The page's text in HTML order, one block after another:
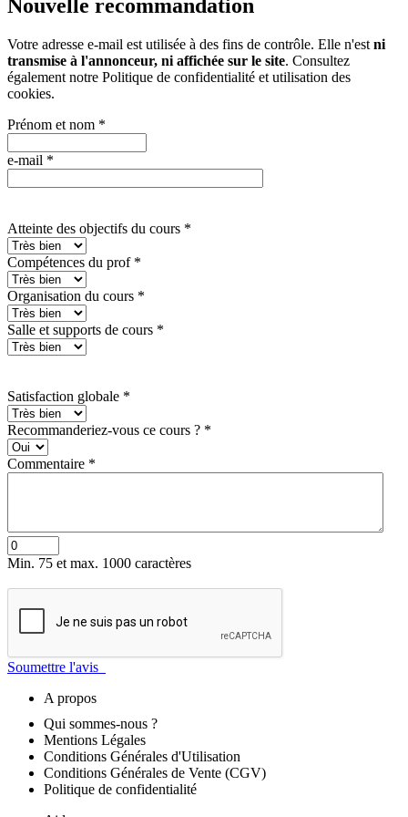
Nouvelle recommandation
Votre adresse e-mail est utilisée à des fins de contrôle. Elle n'est ni
transmise à l'annonceur, ni affichée sur le site. Consultez
également notre Politique de confidentialité et utilisation des
cookies.
Prénom et nom *
e-mail *
Atteinte des objectifs du cours *
Compétences du prof *
Organisation du cours *
Salle et supports de cours *
Satisfaction globale *
Recommanderiez-vous ce cours ? *
Commentaire *
Min. 75 et max. 1000 caractères
Soumettre l'avis
A propos
Qui sommes-nous ?
Mentions Légales
Conditions Générales d'Utilisation
Conditions Générales de Vente (CGV)
Politique de confidentialité